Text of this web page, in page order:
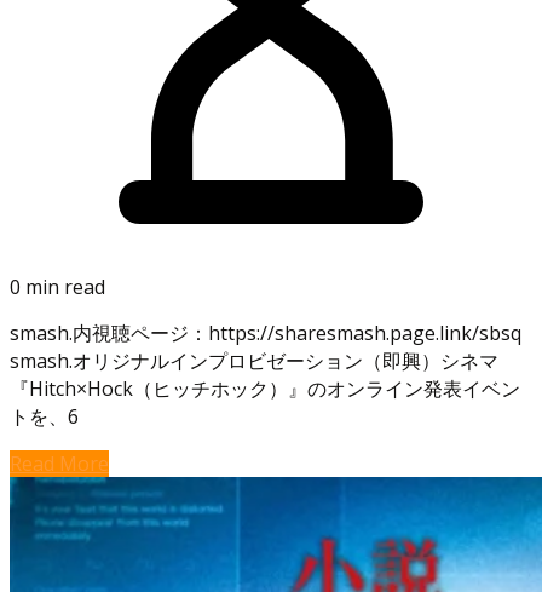
0 min read
smash.内視聴ページ：https://sharesmash.page.link/sbsq
smash.オリジナルインプロビゼーション（即興）シネマ
『Hitch×Hock（ヒッチホック）』のオンライン発表イベン
トを、6
Read More